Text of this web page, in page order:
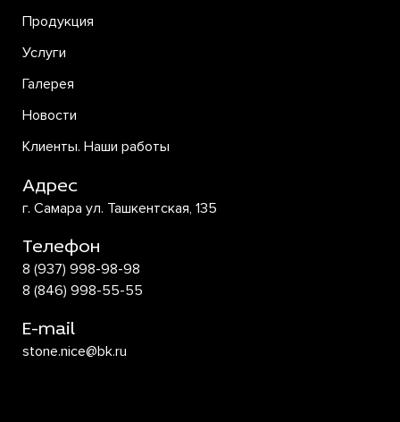
Продукция
Услуги
Галерея
Новости
Клиенты. Наши работы
Адрес
г. Самара ул. Ташкентская, 135
Телефон
8 (937) 998-98-98
8 (846) 998-55-55
E-mail
stone.nice@bk.ru